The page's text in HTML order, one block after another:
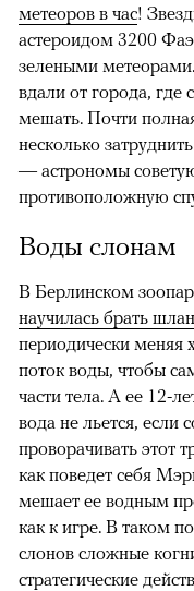
метеоров в час!
астероидом 3200
зелеными
вдали от города, где
мешать. Почти
несколько
— астрономы
противоположную
Воды слонам
В Берлинском
научилась брать
периодически меняя
поток воды, чтобы
части тела. А ее 12-
вода не льется, если
проворачивать этот
как поведет себя
мешает ее водным
как к игре. В таком
слонов сложные
стратегические